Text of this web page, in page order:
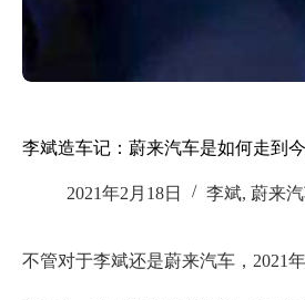
李斌造车记：蔚来汽车是如何走到
2021年2月18日 李斌, 蔚来
不管对于李斌还是蔚来汽车，2021年